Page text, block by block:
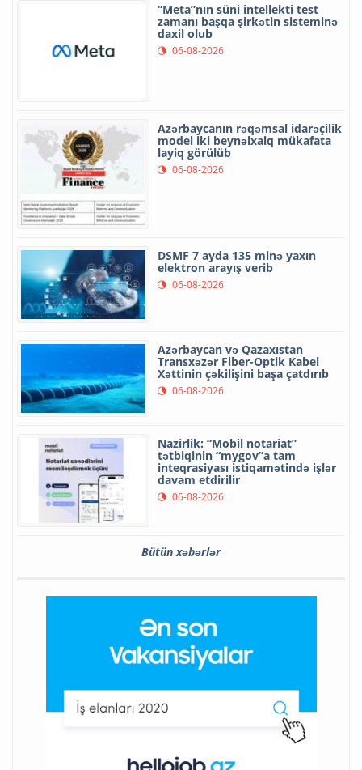
“Meta”nın süni intellekti test
zamanı başqa şirkətin sisteminə
daxil olub
06-08-2026
Azərbaycanın rəqəmsal idarəçilik
model iki beynəlxalq mükafata
layiq görülüb
06-08-2026
DSMF 7 ayda 135 minə yaxın
elektron arayış verib
06-08-2026
Azərbaycan və Qazaxıstan
Transxəzər Fiber-Optik Kabel
Xəttinin çəkilişini başa çatdırıb
06-08-2026
Nazirlik: “Mobil notariat”
tətbiqinin “mygov”a tam
inteqrasiyası istiqamətində işlər
davam etdirilir
06-08-2026
Bütün xəbərlər